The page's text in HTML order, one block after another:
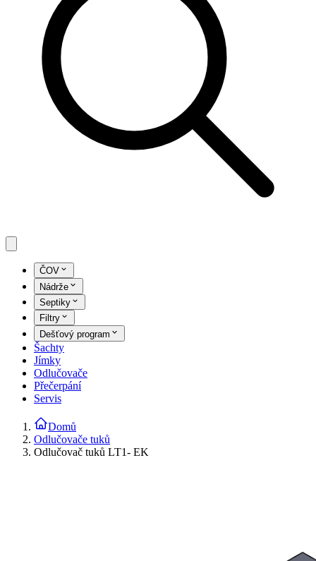
ČOV
Nádrže
Septiky
Filtry
Dešťový program
Šachty
Jímky
Odlučovače
Přečerpání
Servis
Domů
Odlučovače tuků
Odlučovač tuků LT1- EK